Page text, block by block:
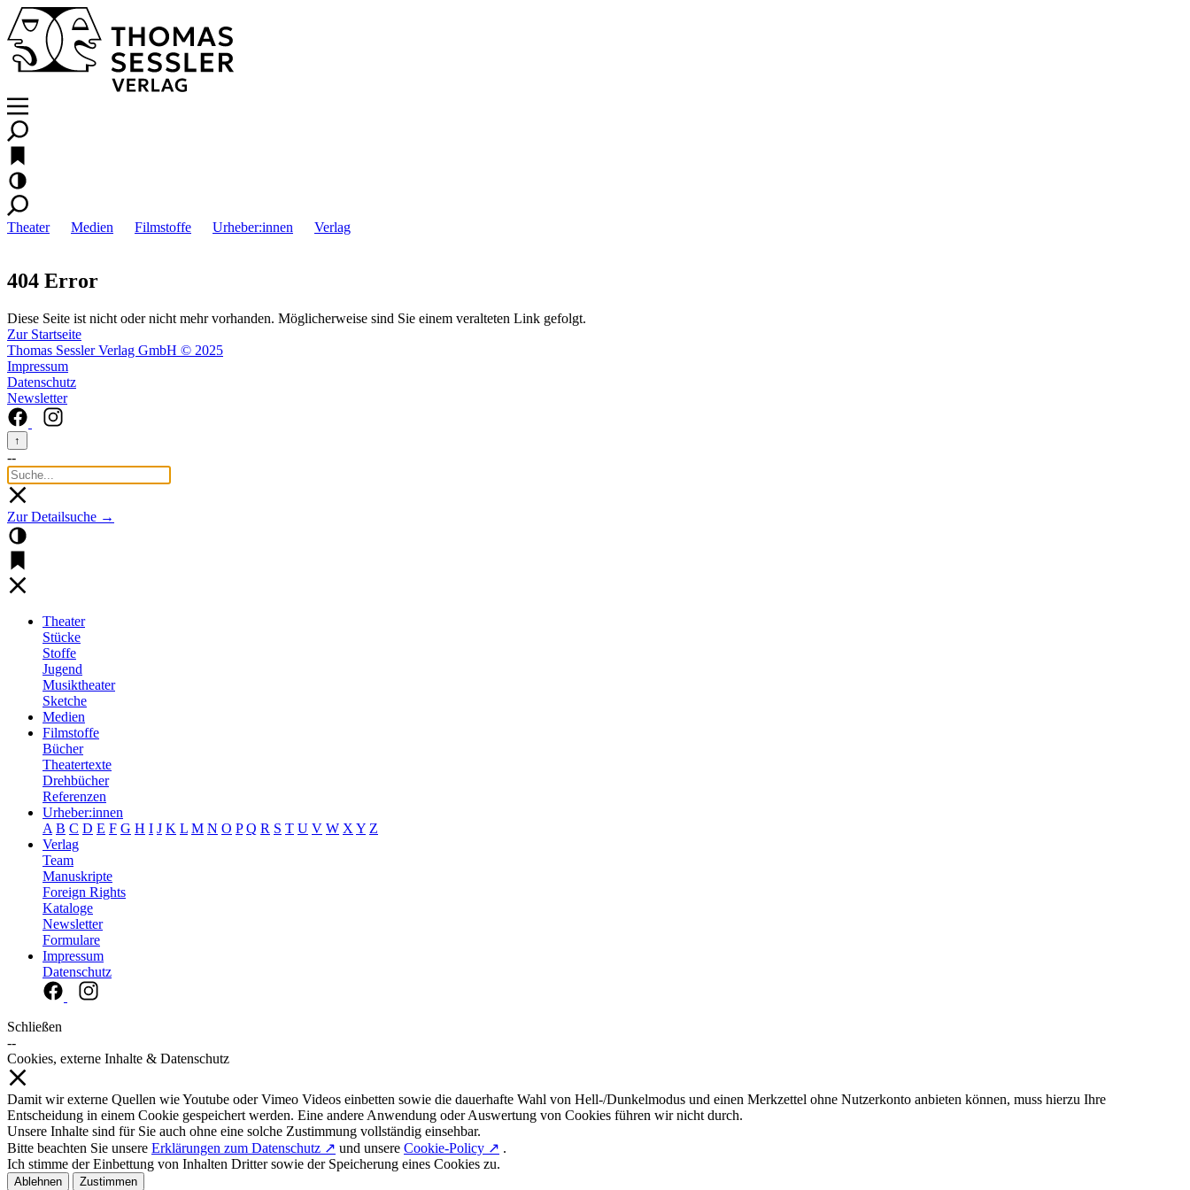
Theater Medien Filmstoffe Urheber:innen Verlag
404 Error
Diese Seite ist nicht oder nicht mehr vorhanden. Möglicherweise sind Sie einem veralteten Link gefolgt.
Zur Startseite
Thomas Sessler Verlag GmbH © 2025
Impressum
Datenschutz
Newsletter
↑
--
Zur Detailsuche →
Theater
Stücke
Stoffe
Jugend
Musiktheater
Sketche
Medien
Filmstoffe
Bücher
Theatertexte
Drehbücher
Referenzen
Urheber:innen
A B C D E F G H I J K L M N O P Q R S T U V W X Y Z
Verlag
Team
Manuskripte
Foreign Rights
Kataloge
Newsletter
Formulare
Impressum
Datenschutz
Schließen
--
Cookies, externe Inhalte & Datenschutz
Damit wir externe Quellen wie Youtube oder Vimeo Videos einbetten sowie die dauerhafte Wahl von Hell-/Dunkelmodus und einen Merkzettel ohne Nutzerkonto anbieten können, muss hierzu Ihre
Entscheidung in einem Cookie gespeichert werden. Eine andere Anwendung oder Auswertung von Cookies führen wir nicht durch.
Unsere Inhalte sind für Sie auch ohne eine solche Zustimmung vollständig einsehbar.
Bitte beachten Sie unsere Erklärungen zum Datenschutz ↗ und unsere Cookie-Policy ↗ .
Ich stimme der Einbettung von Inhalten Dritter sowie der Speicherung eines Cookies zu.
Ablehnen Zustimmen